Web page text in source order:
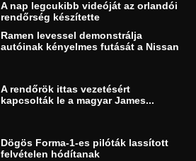
A nap legcukibb videóját az orlandói
rendőrség készítette
Ramen levessel demonstrálja
autóinak kényelmes futását a Nissan
A rendőrök ittas vezetésért
kapcsolták le a magyar James...
Dögös Forma-1-es pilóták lassított
felvételen hódítanak